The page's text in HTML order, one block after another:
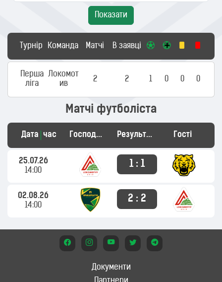
Показати
Турнір Команда Матчі В заявці
Перша
ліга
Локомот
ив
2 2 1 0 0 0
Матчі футболіста
Дата час Господарі Результат Гості
25.07.26
14:00
1 : 1
02.08.26
14:00
2 : 2
Документи